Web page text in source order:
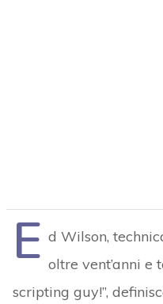
E d Wilson,
oltre vent’anni e
scripting guy!”,